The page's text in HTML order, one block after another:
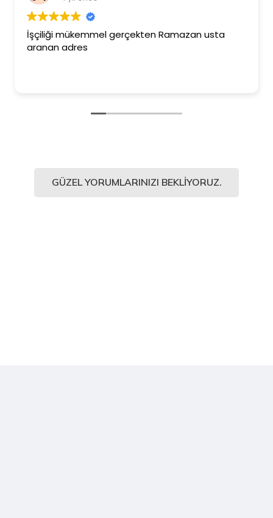
İşçiliği mükemmel gerçekten Ramazan usta
aranan adres
GÜZEL YORUMLARINIZI BEKLIYORUZ.